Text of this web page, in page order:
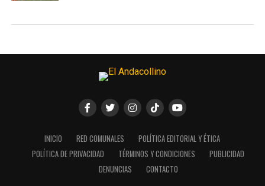
INICIO RED COMUNALES
POLÍTICA EDITORIAL Y ÉTICA
POLÍTICA DE PRIVACIDAD
TÉRMINOS Y CONDICIONES
PUBLICIDAD
DENUNCIAS
CONTACTO